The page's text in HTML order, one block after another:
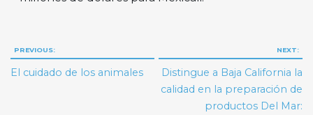
Navegación
de
PREVIOUS:
El cuidado de los animales
NEXT:
Distingue a Baja California la
calidad en la preparación de
productos Del Mar: